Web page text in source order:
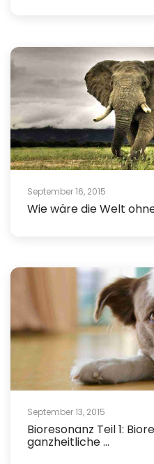
September 16, 2015
Wie wäre die Welt
September 13, 2015
Bioresonanz Teil 1:
ganzheitliche ...